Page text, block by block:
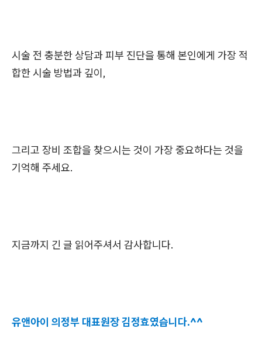
시술 전 충분한 상담과 피부 진단을 통해 본인에게 가장 적
합한 시술 방법과 깊이,
그리고 장비 조합을 찾으시는 것이 가장 중요하다는 것을
기억해 주세요.
지금까지 긴 글 읽어주셔서 감사합니다.
유앤아이 의정부 대표원장 김정효였습니다.^^